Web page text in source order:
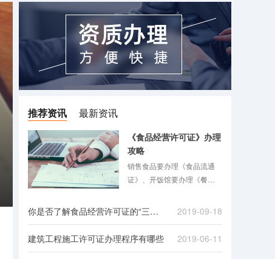
推荐资讯 最新资讯
《食品经营许可证》办理
攻略
销售食品要办理《食品流通
证》、开饭馆要办理《餐饮
理《公共场所卫生许可证》
……食品混合业态经营越来
越普遍，经营者花几倍时
间，准备多份材料，跑多个
你是否了解食品经营许可证的“三证合一” 2019-09-18
建筑工程施工许可证办理程序有哪些 2019-06-11